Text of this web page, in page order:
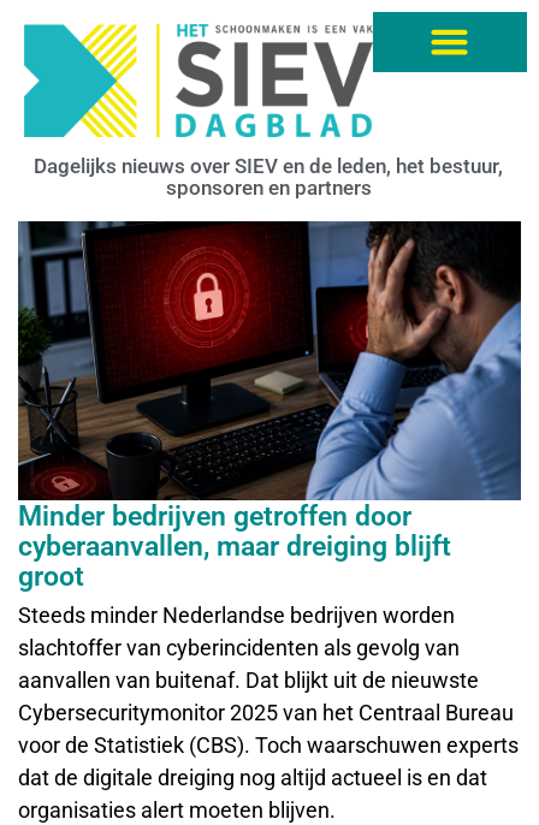
Dagelijks nieuws over SIEV en de leden, het bestuur,
sponsoren en partners
Minder bedrijven getroffen door
cyberaanvallen, maar dreiging blijft
groot
Steeds minder Nederlandse bedrijven worden
slachtoffer van cyberincidenten als gevolg van
aanvallen van buitenaf. Dat blijkt uit de nieuwste
Cybersecuritymonitor 2025 van het Centraal Bureau
voor de Statistiek (CBS). Toch waarschuwen experts
dat de digitale dreiging nog altijd actueel is en dat
organisaties alert moeten blijven.